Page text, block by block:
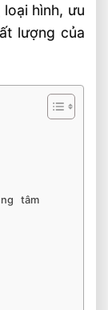
hình, ưu
lượng của
tâm